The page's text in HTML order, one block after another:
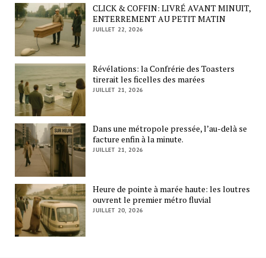
CLICK & COFFIN: LIVRÉ AVANT MINUIT,
ENTERREMENT AU PETIT MATIN
JUILLET 22, 2026
Révélations: la Confrérie des Toasters
tirerait les ficelles des marées
JUILLET 21, 2026
Dans une métropole pressée, l’au-delà se
facture enfin à la minute.
JUILLET 21, 2026
Heure de pointe à marée haute: les loutres
ouvrent le premier métro fluvial
JUILLET 20, 2026